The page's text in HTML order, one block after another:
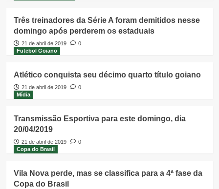
Três treinadores da Série A foram demitidos nesse
domingo após perderem os estaduais
21 de abril de 2019
0
Futebol Goiano
Atlético conquista seu décimo quarto título goiano
21 de abril de 2019
0
Mídia
Transmissão Esportiva para este domingo, dia
20/04/2019
21 de abril de 2019
0
Copa do Brasil
Vila Nova perde, mas se classifica para a 4ª fase da
Copa do Brasil